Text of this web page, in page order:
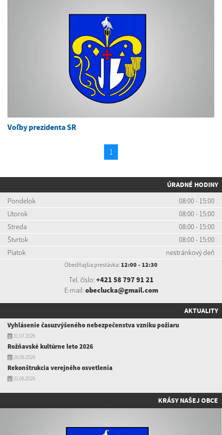
Voľby prezidenta SR
1
ÚRADNÉ HODINY
Pondelok
08:00 - 15:00
Utorok
08:00 - 15:00
Streda
08:00 - 15:00
Štvrtok
08:00 - 15:00
Piatok
nestránkový deň
Obedňajšia prestávka: 12:00 - 12:30
Tel. číslo: +421 58 797 91 21
E-mail: obeclucka@gmail.com
AKTUALITY
Vyhlásenie časuzvýšeného nebezpečenstva vzniku požiaru
31.07.2026
Rožňavské kultúrne leto 2026
26.06.2026
Rekonštrukcia verejného osvetlenia
21.06.2026
KRÁSY NAŠEJ OBCE